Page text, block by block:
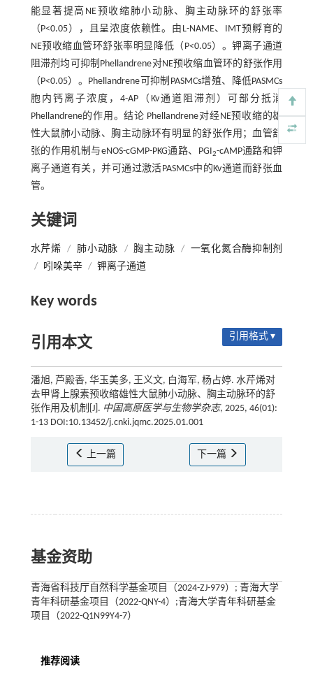
能显著提高NE预收缩肺小动脉、胸主动脉环的舒张率
（P<0.05），且呈浓度依赖性。由L-NAME、IMT预孵育的
NE预收缩血管环舒张率明显降低（P<0.05）。钾离子通道
阻滞剂均可抑制Phellandrene对NE预收缩血管环的舒张作用
（P<0.05）。Phellandrene可抑制PASMCs增殖、降低PASMCs
胞内钙离子浓度，4-AP（Kv通道阻滞剂）可部分抵消
Phellandrene的作用。结论 Phellandrene对经NE预收缩的雄
性大鼠肺小动脉、胸主动脉环有明显的舒张作用；血管舒
张的作用机制与eNOS-cGMP-PKG通路、PGI2-cAMP通路和钾
离子通道有关，并可通过激活PASMCs中的Kv通道而舒张血
管。
关键词
水芹烯 / 肺小动脉 / 胸主动脉 / 一氧化氮合酶抑制剂
/
吲哚美辛 / 钾离子通道
Key words
引用本文 引用格式 ▾
潘旭, 芦殿香, 华玉美多, 王义文, 白海军, 杨占婷. 水芹烯对
去甲肾上腺素预收缩雄性大鼠肺小动脉、胸主动脉环的舒
张作用及机制[J]. 中国高原医学与生物学杂志, 2025, 46(01):
1-13 DOI:10.13452/j.cnki.jqmc.2025.01.001
上一篇 下一篇
基金资助
青海省科技厅自然科学基金项目（2024-ZJ-979）; 青海大学
青年科研基金项目（2022-QNY-4）;青海大学青年科研基金
项目（2022-Q1N99Y4-7）